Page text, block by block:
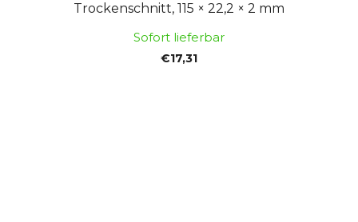
Trockenschnitt, 115 × 22,2 × 2 mm
Sofort lieferbar
€17,31